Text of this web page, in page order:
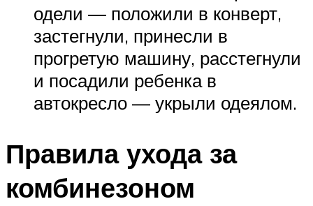
одели — положили в конверт,
застегнули, принесли в
прогретую машину, расстегнули
и посадили ребенка в
автокресло — укрыли одеялом.
Правила ухода за
комбинезоном